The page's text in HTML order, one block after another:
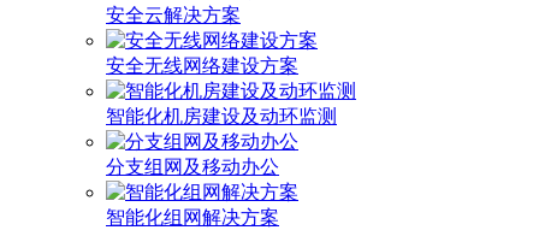
安全云解决方案
安全无线网络建设方案
智能化机房建设及动环监测
分支组网及移动办公
智能化组网解决方案